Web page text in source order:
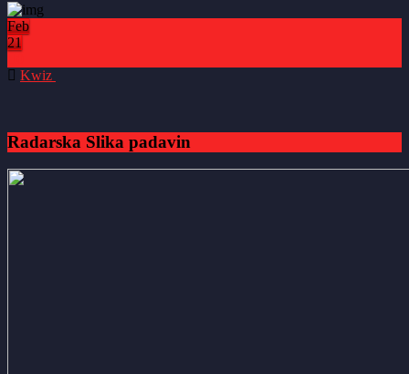
Feb
21
Kwiz
Radarska Slika padavin